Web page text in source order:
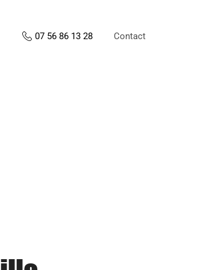
07 56 86 13 28 Contact